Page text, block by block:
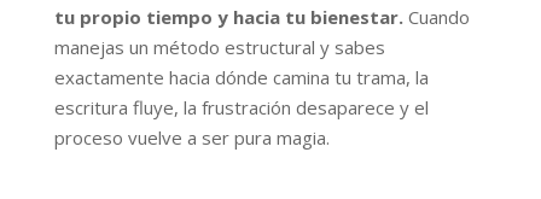
tu propio tiempo y hacia tu bienestar.Cuando
manejas un método estructural y sabes
exactamente hacia dónde camina tu trama, la
escritura fluye, la frustración desaparece y el
proceso vuelve a ser pura magia.